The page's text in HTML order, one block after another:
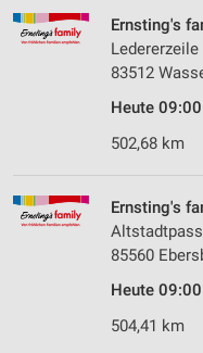
Ernsting's
Ledererzeile
83512
Heute
502,68 km
Ernsting's
85560
Heute
504,41 km